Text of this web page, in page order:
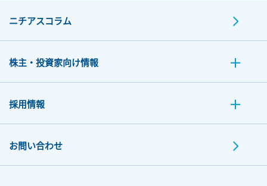
ニチアスコラム
株主・投資家向け情報
採用情報
お問い合わせ